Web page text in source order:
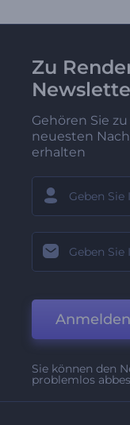
Zu
Gehören Sie
neuesten
erhalten
Anmelden
Sie können den
problemlos